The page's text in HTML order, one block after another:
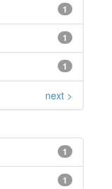
1
1
1
next >
1
1